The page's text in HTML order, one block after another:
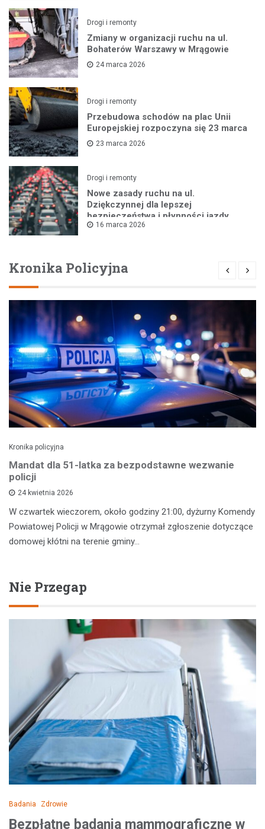
Drogi i remonty
Zmiany w organizacji ruchu na ul.
Bohaterów Warszawy w Mrągowie
24 marca 2026
Drogi i remonty
Przebudowa schodów na plac Unii
Europejskiej rozpoczyna się 23 marca
23 marca 2026
Drogi i remonty
Nowe zasady ruchu na ul.
Dziękczynnej dla lepszej
bezpieczeństwa i płynności jazdy
16 marca 2026
Kronika Policyjna
Kronika policyjna
Mandat dla 51-latka za bezpodstawne wezwanie
policji
24 kwietnia 2026
W czwartek wieczorem, około godziny 21:00, dyżurny Komendy
Powiatowej Policji w Mrągowie otrzymał zgłoszenie dotyczące
domowej kłótni na terenie gminy…
Nie Przegap
Badania Zdrowie
Bezpłatne badania mammograficzne w